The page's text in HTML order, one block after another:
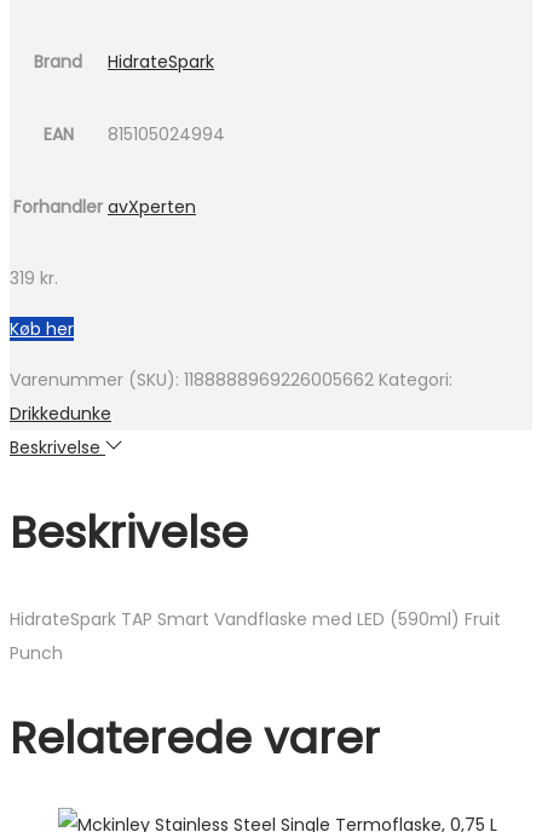
Brand HidrateSpark
EAN 815105024994
Forhandler avXperten
319 kr.
Køb her
Varenummer (SKU): 1188888969226005662 Kategori:
Drikkedunke
Beskrivelse
Beskrivelse
HidrateSpark TAP Smart Vandflaske med LED (590ml) Fruit
Punch
Relaterede varer